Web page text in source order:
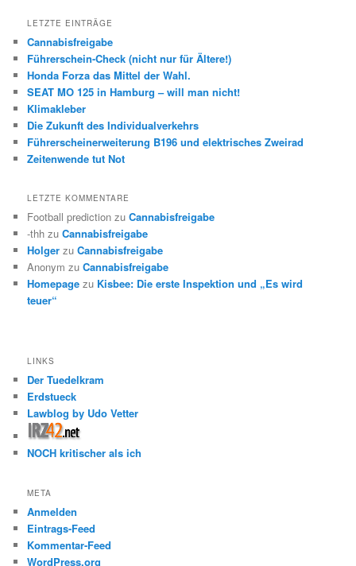
LETZTE EINTRÄGE
Cannabisfreigabe
Führerschein-Check (nicht nur für Ältere!)
Honda Forza das Mittel der Wahl.
SEAT MO 125 in Hamburg – will man nicht!
Klimakleber
Die Zukunft des Individualverkehrs
Führerscheinerweiterung B196 und elektrisches Zweirad
Zeitenwende tut Not
LETZTE KOMMENTARE
Football prediction zuCannabisfreigabe
-thh zuCannabisfreigabe
Holger zuCannabisfreigabe
Anonym zuCannabisfreigabe
Homepage zu Kisbee: Die erste Inspektion und „Es wird
teuer“
LINKS
Der Tuedelkram
Erdstueck
Lawblog by Udo Vetter
NOCH kritischer als ich
META
Anmelden
Eintrags-Feed
Kommentar-Feed
WordPress.org